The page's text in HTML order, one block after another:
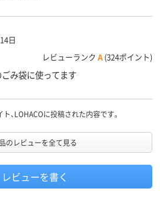
日
レビューランク A (324ポイント)
み袋に使ってます
、LOHACOに投稿された内容です。
のレビューを全て見る
レビューを書く